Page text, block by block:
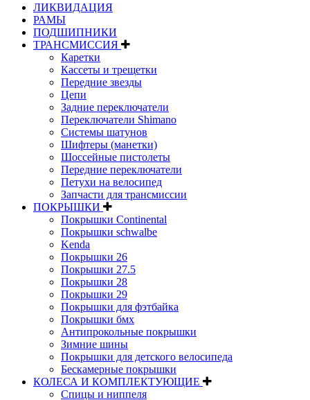
ЛИКВИДАЦИЯ
РАМЫ
ПОДШИПНИКИ
ТРАНСМИССИЯ
Каретки
Кассеты и трещетки
Передние звезды
Цепи
Задние переключатели
Переключатели Shimano
Системы шатунов
Шифтеры (манетки)
Шоссейные пистолеты
Передние переключатели
Петухи на велосипед
Запчасти для трансмиссии
ПОКРЫШКИ
Покрышки Continental
Покрышки schwalbe
Kenda
Покрышки 26
Покрышки 27.5
Покрышки 28
Покрышки 29
Покрышки для фэтбайка
Покрышки бмх
Антипрокольные покрышки
Зимние шины
Покрышки для детского велосипеда
Бескамерные покрышки
КОЛЕСА И КОМПЛЕКТУЮЩИЕ
Спицы и ниппеля